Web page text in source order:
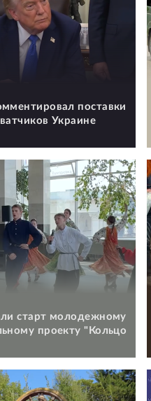
поставки
Украине
старт молодежному
проекту "Кольцо